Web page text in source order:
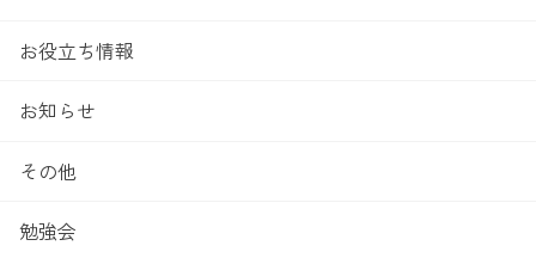
お役立ち情報
お知らせ
その他
勉強会